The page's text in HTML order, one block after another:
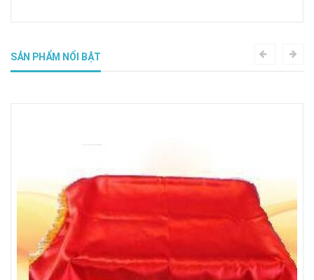
SẢN PHẨM NỔI BẬT